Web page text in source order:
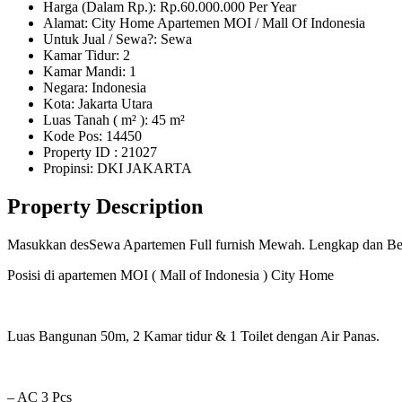
Harga (Dalam Rp.): Rp.60.000.000 Per Year
Alamat: City Home Apartemen MOI / Mall Of Indonesia
Untuk Jual / Sewa?: Sewa
Kamar Tidur: 2
Kamar Mandi: 1
Negara: Indonesia
Kota: Jakarta Utara
Luas Tanah ( m² ): 45 m²
Kode Pos: 14450
Property ID : 21027
Propinsi: DKI JAKARTA
Property Description
Masukkan desSewa Apartemen Full furnish Mewah. Lengkap dan
Posisi di apartemen MOI ( Mall of Indonesia ) City Home
Luas Bangunan 50m, 2 Kamar tidur & 1 Toilet dengan Air Panas.
– AC 3 Pcs